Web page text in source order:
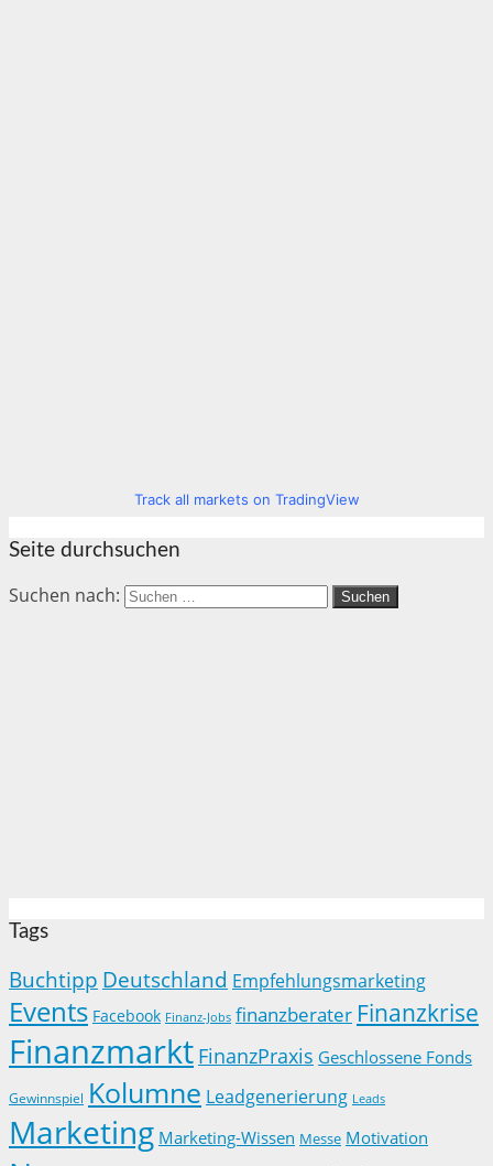
Track all markets on TradingView
Seite durchsuchen
Suchen nach:
Tags
Buchtipp Deutschland Empfehlungsmarketing
Events Facebook Finanz-Jobs finanzberater Finanzkrise
Finanzmarkt FinanzPraxis Geschlossene Fonds
Gewinnspiel Kolumne Leadgenerierung Leads
Marketing Marketing-Wissen Messe Motivation